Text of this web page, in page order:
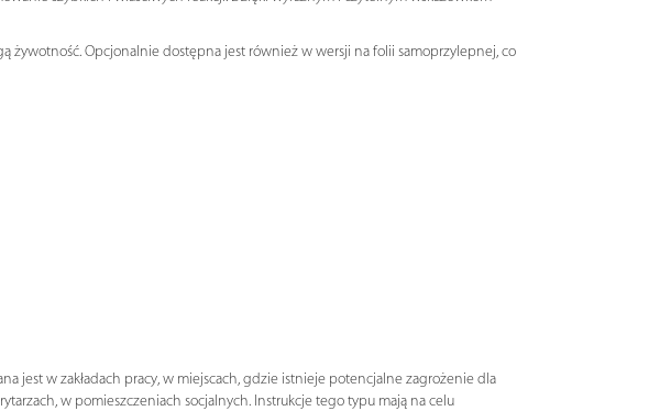
żywotność. Opcjonalnie dostępna jest również w wersji na folii samoprzylepnej, co
jest w zakładach pracy, w miejscach, gdzie istnieje potencjalne zagrożenie dla
w pomieszczeniach socjalnych. Instrukcje tego typu mają na celu